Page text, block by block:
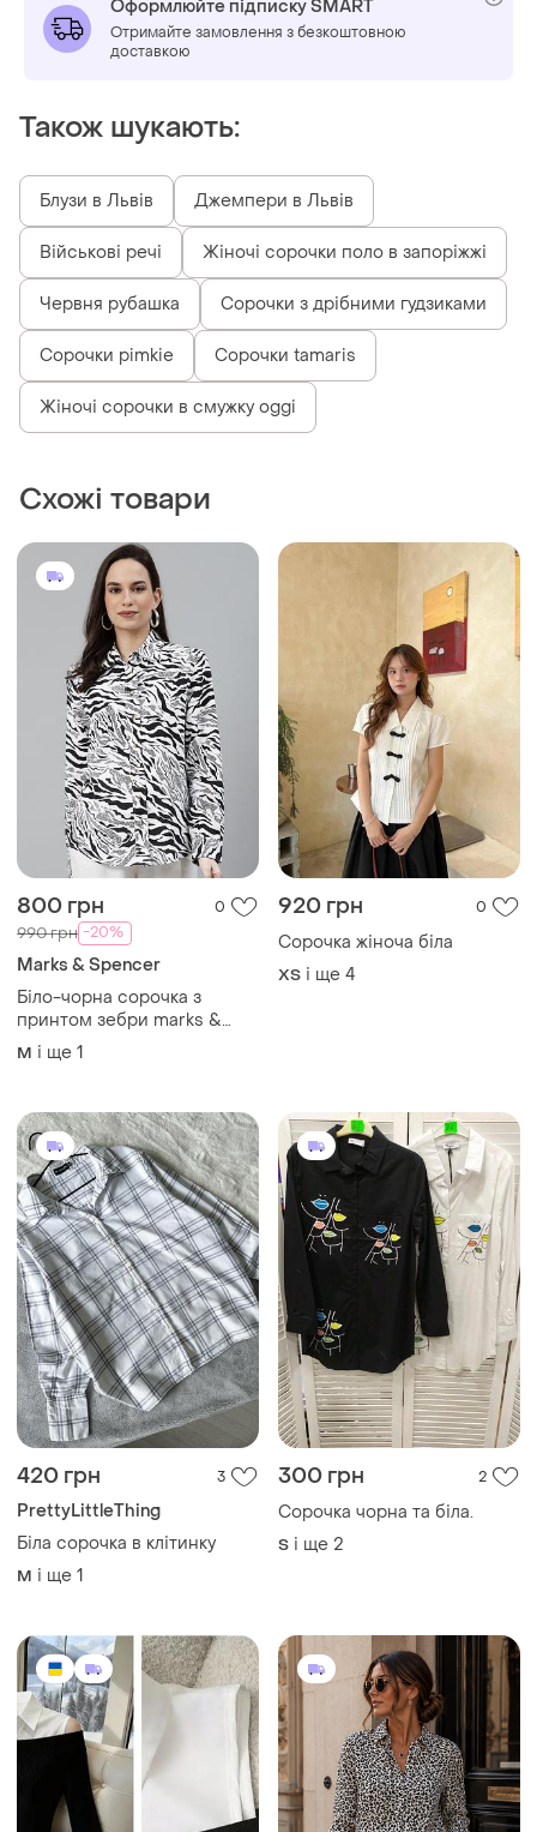
Оформлюйте підписку SMART
Отримайте замовлення з безкоштовною
доставкою
Також шукають:
Блузи в Львів Джемпери в Львів
Військові речі Жіночі сорочки поло в запоріжжі
Червня рубашка Сорочки з дрібними гудзиками
Сорочки pimkie Сорочки tamaris
Жіночі сорочки в смужку oggi
Схожі товари
800 грн 0
990 грн -20%
Marks & Spencer
Біло-чорна сорочка з
принтом зебри marks &
spencer, льон
M і ще 1
920 грн 0
Сорочка жіноча біла
ХS і ще 4
420 грн 3
PrettyLittleThing
Біла сорочка в клітинку
M і ще 1
300 грн 2
Сорочка чорна та біла.
S і ще 2